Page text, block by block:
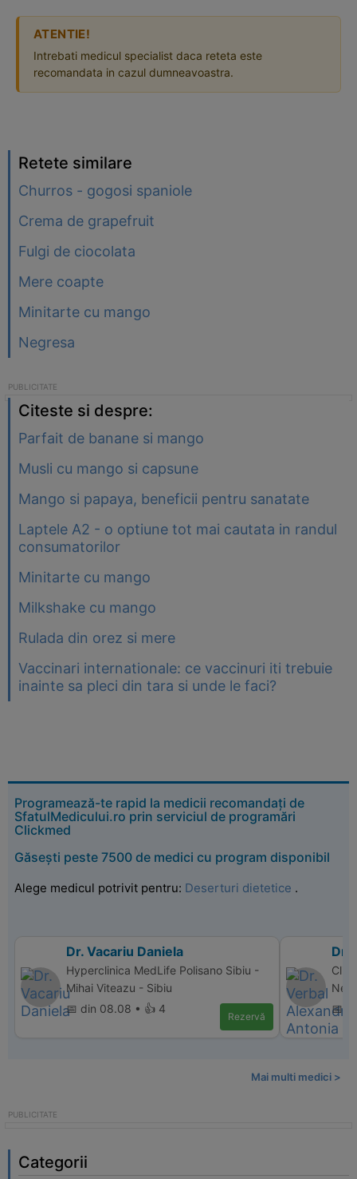
ATENTIE!
Intrebati medicul specialist daca reteta este
recomandata in cazul dumneavoastra.
Retete similare
Churros - gogosi spaniole
Crema de grapefruit
Fulgi de ciocolata
Mere coapte
Minitarte cu mango
Negresa
Citeste si despre:
Parfait de banane si mango
Musli cu mango si capsune
Mango si papaya, beneficii pentru sanatate
Laptele A2 - o optiune tot mai cautata in randul
consumatorilor
Minitarte cu mango
Milkshake cu mango
Rulada din orez si mere
Vaccinari internationale: ce vaccinuri iti trebuie
inainte sa pleci din tara si unde le faci?
Programează-te rapid la medicii recomandați de
SfatulMedicului.ro prin serviciul de programări
Clickmed
Găsești peste 7500 de medici cu program disponibil
Alege medicul potrivit pentru: Deserturi dietetice .
Dr. Vacariu Daniela
Hyperclinica MedLife Polisano Sibiu -
Mihai Viteazu - Sibiu
📅 din 08.08 • 👍 4
Rezervă
Dr.
📅
Mai multi medici >
Categorii